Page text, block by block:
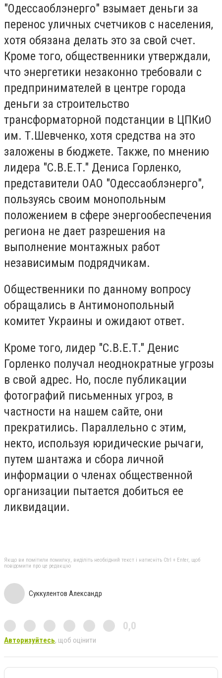
"Одессаоблэнерго" взымает деньги за
перенос уличных счетчиков с населения,
хотя обязана делать это за свой счет.
Кроме того, общественники утверждали,
что энергетики незаконно требовали с
предпринимателей в центре города
деньги за строительство
трансформаторной подстанции в ЦПКиО
им. Т.Шевченко, хотя средства на это
заложены в бюджете. Также, по мнению
лидера "С.В.Е.Т." Дениса Горленко,
представители ОАО "Одессаоблэнерго",
пользуясь своим монопольным
положением в сфере энергообеспечения
региона не дает разрешения на
выполнение монтажных работ
независимым подрядчикам.
Общественники по данному вопросу
обращались в Антимонопольный
комитет Украины и ожидают ответ.
Кроме того, лидер "С.В.Е.Т." Денис
Горленко получал неоднократные угрозы
в свой адрес. Но, после публикации
фотографий письменных угроз, в
частности на нашем сайте, они
прекратились. Параллельно с этим,
некто, используя юридические рычаги,
путем шантажа и сбора личной
информации о членах общественной
организации пытается добиться ее
ликвидации.
Якщо ви помітили помилку, виділіть необхідний текст і натисніть Ctrl + Enter, щоб
повідомити про це редакцію
Суккулентов Александр
0,0
Авторизуйтесь, щоб оцінити